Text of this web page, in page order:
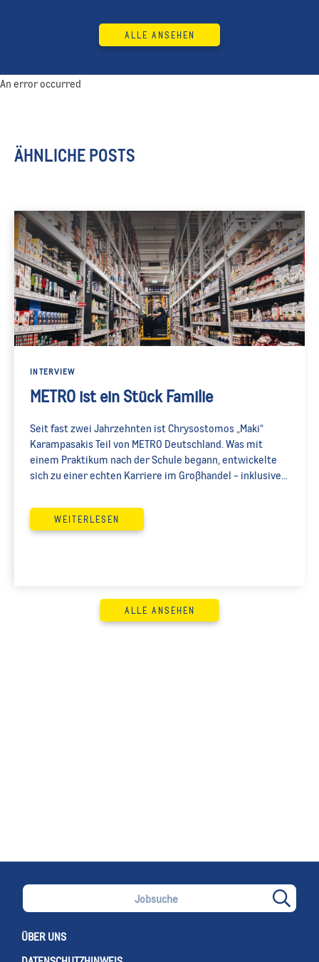
ALLE ANSEHEN
An error occurred
ÄHNLICHE POSTS
METRO ist ein Stück Familie
INTERVIEW
Seit fast zwei Jahrzehnten ist Chrysostomos „Maki“
Karampasakis Teil von METRO Deutschland. Was mit
einem Praktikum nach der Schule begann, entwickelte
sich zu einer echten Karriere im Großhandel - inklusive
Weiterbildung. Heute ist Maki Abteilungsleiter im METRO
Großmarkt in Sankt Augustin. Im Interview spricht er
über seinen Weg bei METRO, warum der Großhandel für
WEITERLESEN
ALLE ANSEHEN
ÜBER UNS